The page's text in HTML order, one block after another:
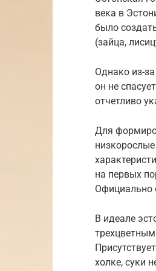
века в
было
(зайца,
Однако из-
он не
отчетливо
Для
на первых
Официально
В идеале
холке, суки